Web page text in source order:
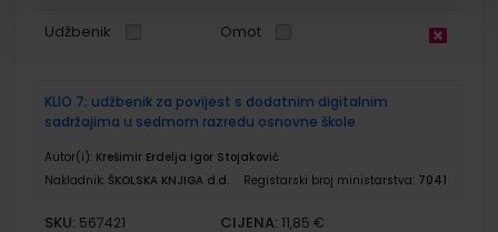
Udžbenik Omot
KLIO 7; udžbenik za povijest s dodatnim digitalnim
sadržajima u sedmom razredu osnovne škole
Autor(i): Krešimir Erdelja Igor Stojaković
Nakladnik: ŠKOLSKA KNJIGA d.d. Registarski broj ministarstva: 7041
SKU: 567421 CIJENA: 11,85 €